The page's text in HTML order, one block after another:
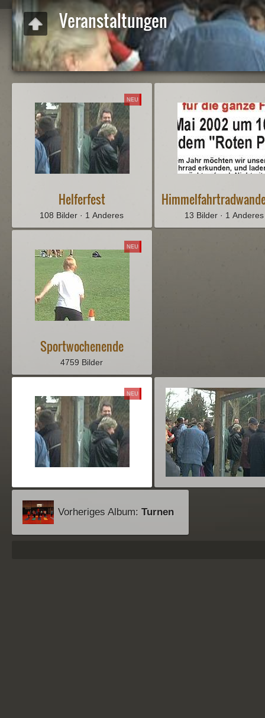
Veranstaltungen
NEU
Helferfest
108 Bilder · 1 Anderes 13 Bilder · 1 Anderes
NEU
Sportwochenende
4759 Bilder
NEU
Vorheriges Album:Turnen